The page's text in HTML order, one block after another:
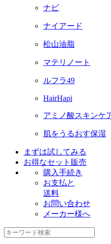
ナビ
ナイアード
松山油脂
マテリノート
ルフラ49
HairHapi
アミノ酸スキンケ
肌をうるおす保湿
まずは試してみる
お得なセット販売
購入手続き
お支払と
送料
お問い合わせ
メーカー様へ